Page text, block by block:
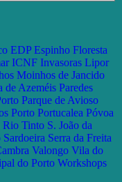
EDP Espinho Floresta
ICNF Invasoras Lipor
Moinhos de Jancido
de Azeméis Paredes
Parque de Avioso
Porto Portucalea Póvoa
Rio Tinto S. João da
Sardoeira Serra da Freita
Valongo Vila do
do Porto Workshops